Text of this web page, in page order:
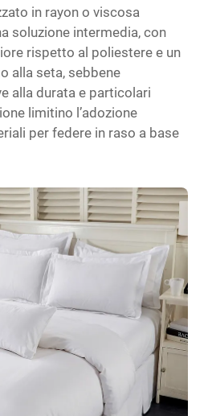
in rayon o viscosa
soluzione intermedia, con
rispetto al poliestere e un
alla seta, sebbene
alla durata e particolari
limitino l’adozione
per federe in raso a base